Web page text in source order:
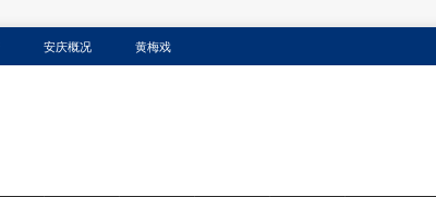
安庆概况 黄梅戏